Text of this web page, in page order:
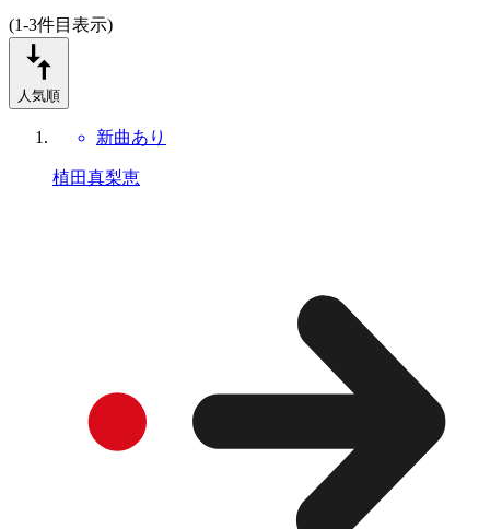
(1-3件目表示)
人気順
新曲あり
植田真梨恵